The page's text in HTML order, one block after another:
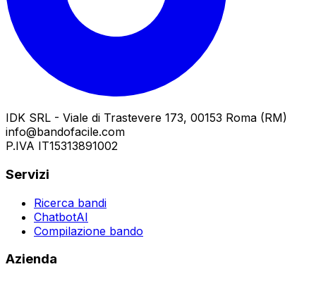
IDK SRL - Viale di Trastevere 173, 00153 Roma (RM)
info@bandofacile.com
P.IVA IT15313891002
Servizi
Ricerca bandi
ChatbotAI
Compilazione bando
Azienda